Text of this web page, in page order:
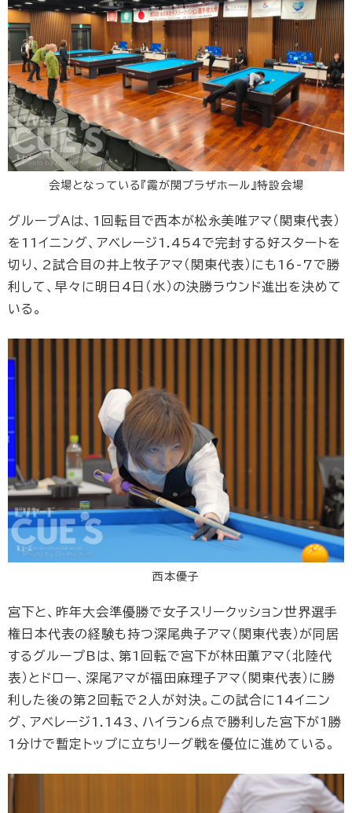
会場となっている『霞が関プラザホール』特設会場
グループAは、1回転目で西本が松永美唯アマ（関東代表）
を11イニング、アベレージ1.454で完封する好スタートを
切り、2試合目の井上牧子アマ（関東代表）にも16-7で勝
利して、早々に明日4日（水）の決勝ラウンド進出を決めて
いる。
西本優子
宮下と、昨年大会準優勝で女子スリークッション世界選手
権日本代表の経験も持つ深尾典子アマ（関東代表）が同居
するグループBは、第1回転で宮下が林田薫アマ（北陸代
表）とドロー、深尾アマが福田麻理子アマ（関東代表）に勝
利した後の第2回転で2人が対決。この試合に14イニン
グ、アベレージ1.143、ハイラン6点で勝利した宮下が1勝
1分けで暫定トップに立ちリーグ戦を優位に進めている。